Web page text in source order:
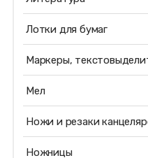
Лотки для бумаг
Маркеры,
Мел
Ножи и резаки
Ножницы